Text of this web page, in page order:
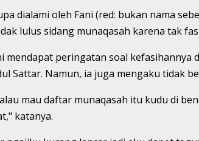
dialami oleh Fani (red: bukan nama
lulus sidang munaqasah karena tak
mendapat peringatan soal kefasihannya
Sattar. Namun, ia juga mengaku tidak
mau daftar munaqasah itu kudu di
katanya.